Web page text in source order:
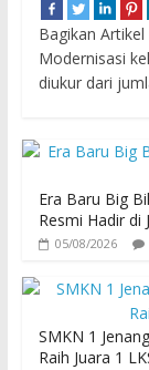
Bagikan
Modernisasi
diukur dari
Era Baru Big
Resmi Hadir di
05/08/2026
SMKN 1
Raih Juara 1